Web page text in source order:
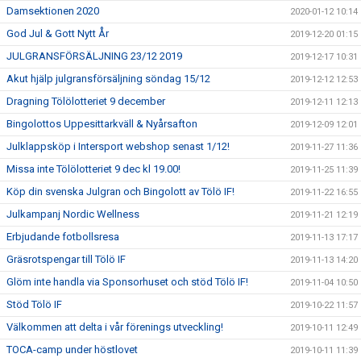
Damsektionen 2020 2020-01-12 10:14
God Jul & Gott Nytt År 2019-12-20 01:15
JULGRANSFÖRSÄLJNING 23/12 2019 2019-12-17 10:31
Akut hjälp julgransförsäljning söndag 15/12 2019-12-12 12:53
Dragning Tölölotteriet 9 december 2019-12-11 12:13
Bingolottos Uppesittarkväll & Nyårsafton 2019-12-09 12:01
Julklappsköp i Intersport webshop senast 1/12! 2019-11-27 11:36
Missa inte Tölölotteriet 9 dec kl 19.00! 2019-11-25 11:39
Köp din svenska Julgran och Bingolott av Tölö IF! 2019-11-22 16:55
Julkampanj Nordic Wellness 2019-11-21 12:19
Erbjudande fotbollsresa 2019-11-13 17:17
Gräsrotspengar till Tölö IF 2019-11-13 14:20
Glöm inte handla via Sponsorhuset och stöd Tölö IF! 2019-11-04 10:50
Stöd Tölö IF 2019-10-22 11:57
Välkommen att delta i vår förenings utveckling! 2019-10-11 12:49
TOCA-camp under höstlovet 2019-10-11 11:39